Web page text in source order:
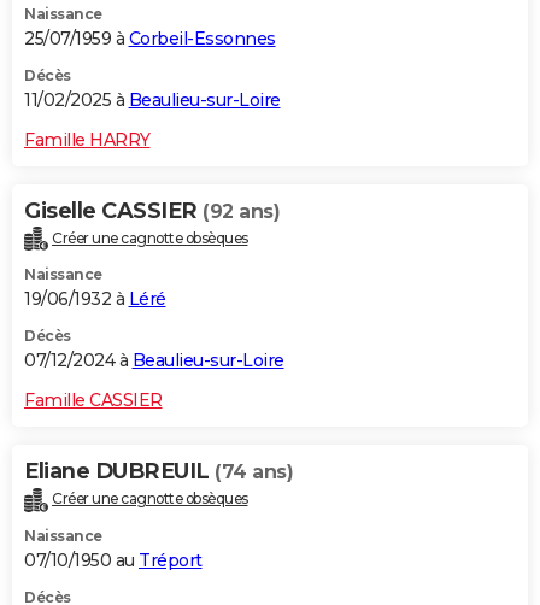
Naissance
25/07/1959 à Corbeil-Essonnes
Décès
11/02/2025 à Beaulieu-sur-Loire
Famille HARRY
Giselle CASSIER (92 ans)
Créer une cagnotte obsèques
Naissance
19/06/1932 à Léré
Décès
07/12/2024 à Beaulieu-sur-Loire
Famille CASSIER
Eliane DUBREUIL (74 ans)
Créer une cagnotte obsèques
Naissance
07/10/1950 au Tréport
Décès